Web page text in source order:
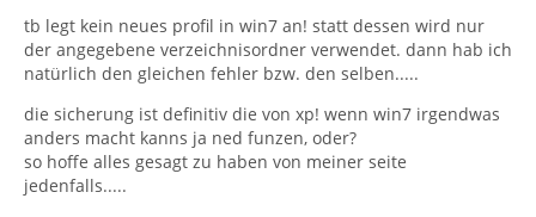
tb legt kein neues profil in win7 an! statt dessen wird nur
der angegebene verzeichnisordner verwendet. dann hab ich
natürlich den gleichen fehler bzw. den selben.....
die sicherung ist definitiv die von xp! wenn win7 irgendwas
anders macht kanns ja ned funzen, oder?
so hoffe alles gesagt zu haben von meiner seite
jedenfalls.....